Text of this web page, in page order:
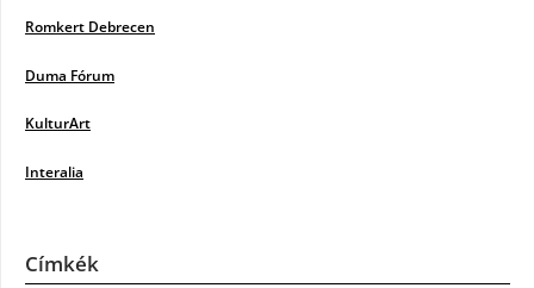
Romkert Debrecen
Duma Fórum
KulturArt
Interalia
Címkék